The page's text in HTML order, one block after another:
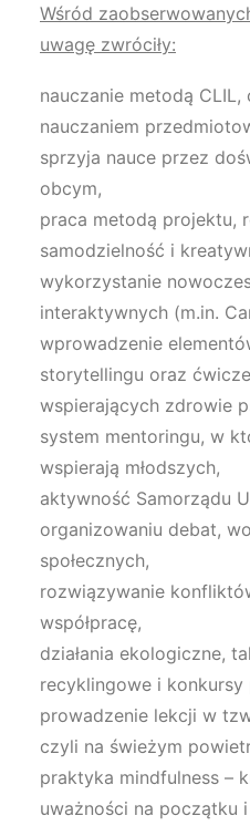
Wśród
uwagę zwróciły:
nauczanie metodą
nauczaniem
sprzyja nauce przez
obcym,
praca metodą projektu,
samodzielność i
wykorzystanie
interaktywnych (m.in.
wprowadzenie
storytellingu oraz
wspierających zdrowie
system mentoringu, w
wspierają młodszych,
aktywność Samorządu
organizowaniu debat,
społecznych,
rozwiązywanie
współpracę,
działania ekologiczne,
recyklingowe i konkursy
prowadzenie lekcji w
czyli na świeżym
praktyka mindfulness –
uważności na początku